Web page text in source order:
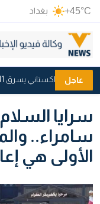
+45°C بغداد
عاجل
11 مليون دينار من الاشتراكات ويهرب
سرايا
سامراء..
الأولى هي